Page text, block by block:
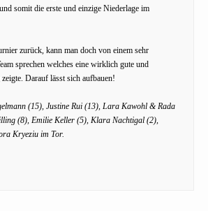
somit die erste und einzige Niederlage im
zurück, kann man doch von einem sehr
sprechen welches eine wirklich gute und
Darauf lässt sich aufbauen!
(15), Justine Rui (13), Lara Kawohl & Rada
(8), Emilie Keller (5), Klara Nachtigal (2),
Kryeziu im Tor.